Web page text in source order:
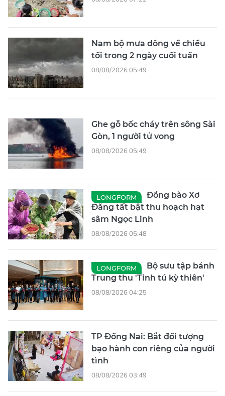
Nam bộ mưa dông về chiều
tối trong 2 ngày cuối tuần
08/08/2026 05:49
Ghe gỗ bốc cháy trên sông Sài
Gòn, 1 người tử vong
08/08/2026 05:49
LONGFORM
Đồng bào Xơ
Đăng tất bật thu hoạch hạt
sâm Ngọc Linh
08/08/2026 05:48
LONGFORM
Bộ sưu tập bánh
Trung thu 'Tinh tú kỳ thiên'
08/08/2026 04:25
TP Đồng Nai: Bắt đối tượng
bạo hành con riêng của người
tình
08/08/2026 03:49